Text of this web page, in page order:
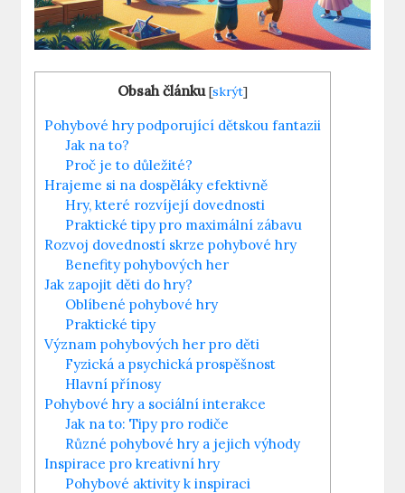
Obsah článku [skrýt]
Pohybové hry podporující dětskou fantazii
Jak na to?
Proč je to důležité?
Hrajeme si na dospěláky efektivně
Hry, které rozvíjejí dovednosti
Praktické tipy pro maximální zábavu
Rozvoj dovedností skrze pohybové hry
Benefity pohybových her
Jak zapojit děti do hry?
Oblíbené pohybové hry
Praktické tipy
Význam pohybových her pro děti
Fyzická a psychická prospěšnost
Hlavní přínosy
Pohybové hry a sociální interakce
Jak na to: Tipy pro rodiče
Různé pohybové hry a jejich výhody
Inspirace pro kreativní hry
Pohybové aktivity k inspiraci